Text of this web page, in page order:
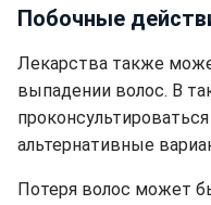
Побочные
Лекарства также
выпадении волос. В
альтернативные
Потеря волос может